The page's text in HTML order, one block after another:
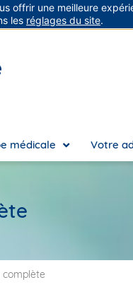
médicale Votre
complète
offrir une meilleure
les réglages du site.